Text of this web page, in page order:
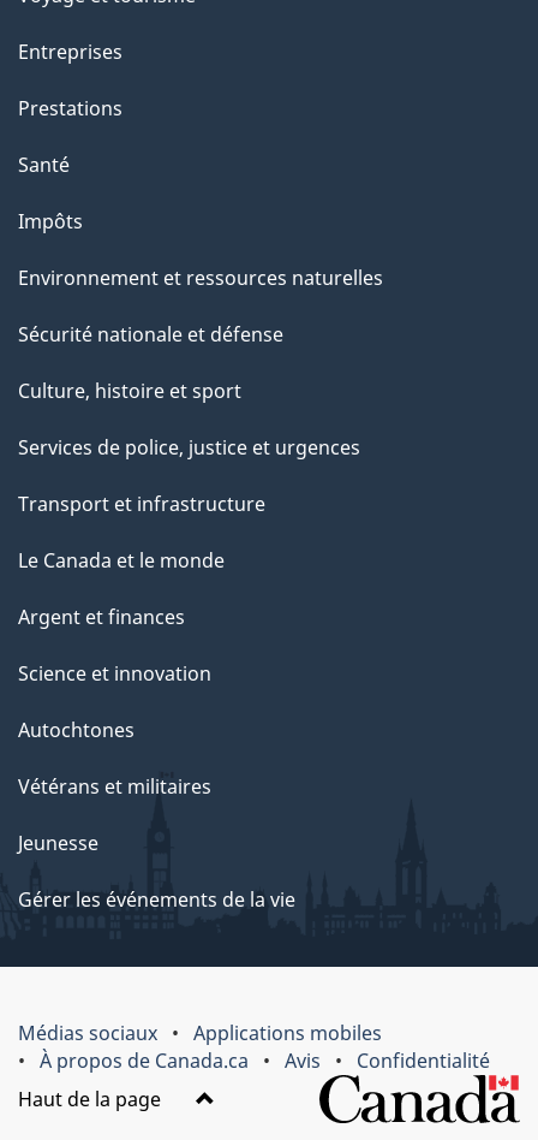
Entreprises
Prestations
Santé
Impôts
Environnement et ressources naturelles
Sécurité nationale et défense
Culture, histoire et sport
Services de police, justice et urgences
Transport et infrastructure
Le Canada et le monde
Argent et finances
Science et innovation
Autochtones
Vétérans et militaires
Jeunesse
Gérer les événements de la vie
Médias sociaux
Applications mobiles
À propos de Canada.ca
Avis
Confidentialité
Haut de la page